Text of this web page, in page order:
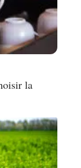
la